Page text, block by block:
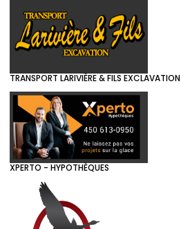
TRANSPORT LARIVIÈRE & FILS EXCLAVATION
XPERTO - HYPOTHÈQUES